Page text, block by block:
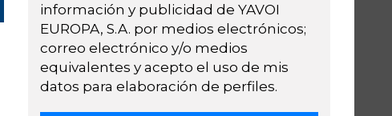
información y publicidad de YAVOI
EUROPA, S.A. por medios electrónicos;
correo electrónico y/o medios
equivalentes y acepto el uso de mis
datos para elaboración de perfiles.